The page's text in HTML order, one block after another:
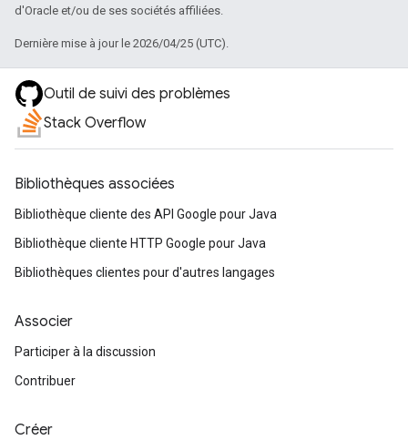
d'Oracle et/ou de ses sociétés affiliées.
Dernière mise à jour le 2026/04/25 (UTC).
Outil de suivi des problèmes
Stack Overflow
Bibliothèques associées
Bibliothèque cliente des API Google pour Java
Bibliothèque cliente HTTP Google pour Java
Bibliothèques clientes pour d'autres langages
Associer
Participer à la discussion
Contribuer
Créer